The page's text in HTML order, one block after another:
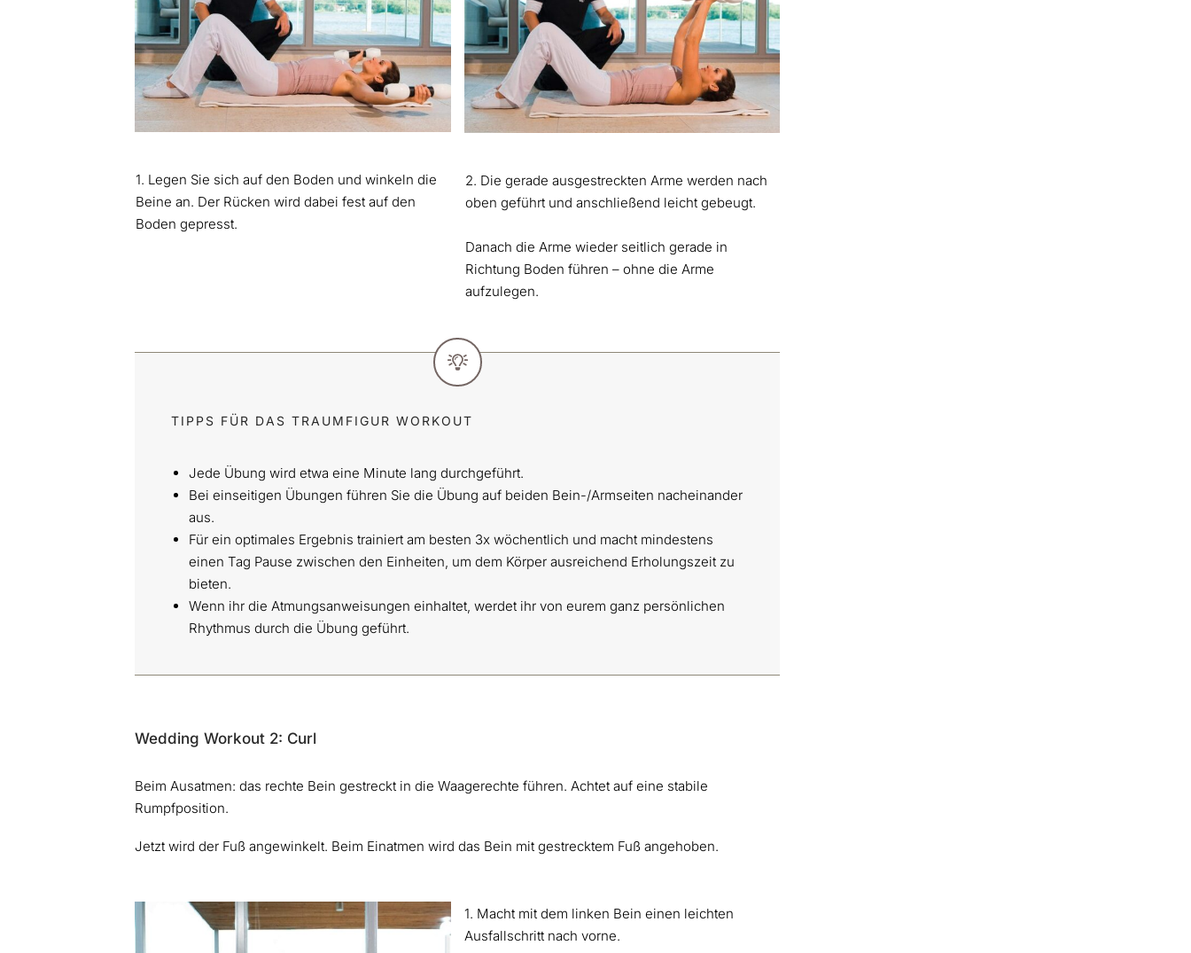
1. Legen Sie sich auf den Boden und winkeln die
Beine an. Der Rücken wird dabei fest auf den
Boden gepresst.
2. Die gerade ausgestreckten Arme werden nach
oben geführt und anschließend leicht gebeugt.
Danach die Arme wieder seitlich gerade in
Richtung Boden führen – ohne die Arme
aufzulegen.
TIPPS FÜR DAS TRAUMFIGUR WORKOUT
Jede Übung wird etwa eine Minute lang durchgeführt.
Bei einseitigen Übungen führen Sie die Übung auf beiden Bein-/Armseiten nacheinander
aus.
Für ein optimales Ergebnis trainiert am besten 3x wöchentlich und macht mindestens
einen Tag Pause zwischen den Einheiten, um dem Körper ausreichend Erholungszeit zu
bieten.
Wenn ihr die Atmungsanweisungen einhaltet, werdet ihr von eurem ganz persönlichen
Rhythmus durch die Übung geführt.
Wedding Workout 2: Curl
Beim Ausatmen: das rechte Bein gestreckt in die Waagerechte führen. Achtet auf eine stabile
Rumpfposition.
Jetzt wird der Fuß angewinkelt. Beim Einatmen wird das Bein mit gestrecktem Fuß angehoben.
1. Macht mit dem linken Bein einen leichten
Ausfallschritt nach vorne.